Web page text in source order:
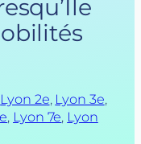
Lyon 2e, Lyon 3e,
, Lyon 7e, Lyon